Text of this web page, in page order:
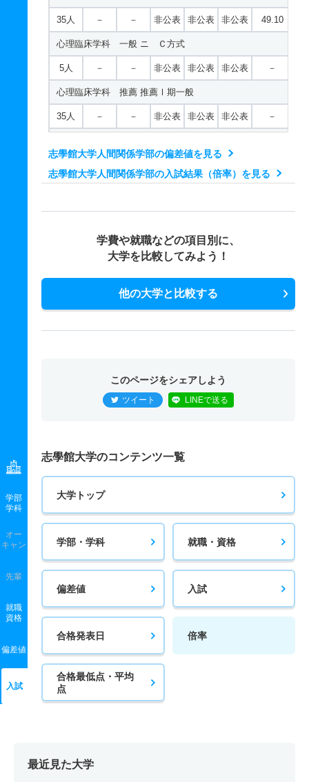
学部
学科
オー
キャン
先輩
就職
資格
偏差値
入試
35人 － － 非公表 非公表 非公表 49.10
心理臨床学科 一般 ニ Ｃ方式
5人 － － 非公表 非公表 非公表 －
心理臨床学科 推薦 推薦Ⅰ期一般
35人 － － 非公表 非公表 非公表 －
8人 － － 非公表 非公表 非公表 47.70
人間文化学科 一般 後期
－ 非公表 非公表 非公表
人間文化学科 一般 共テ Ａ方式３教科型
25人 － － 非公表 非公表 非公表 50
人間文化学科 一般 ニ Ｃ方式
人間文化学科 推薦 推薦Ⅰ期一般
－ － 非公表 非公表 非公表
2人 － － 非公表
志學館大学人間関係学部の偏差値を見る
志學館大学人間関係学部の入試結果（倍率）を見る
学費や就職などの項目別に、
大学を比較してみよう！
他の大学と比較する
このページをシェアしよう
ツイート LINEで送る
志學館大学のコンテンツ一覧
大学トップ
学部・学科 就職・資格
偏差値 入試
合格発表日 倍率
合格最低点・平均
点
最近見た大学